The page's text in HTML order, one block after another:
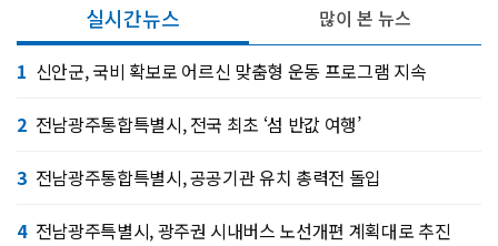
실시간뉴스
1 신안군, 국비 확보로 어르신 맞춤형 운동 프로그램 지속
2 전남광주통합특별시, 전국 최초 ‘섬 반값 여행’
3 전남광주통합특별시, 공공기관 유치 총력전 돌입
4 전남광주특별시, 광주권 시내버스 노선개편 계획대로 추진
많이 본 뉴스